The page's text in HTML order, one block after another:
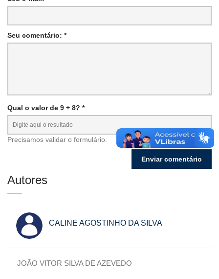
Seu comentário: *
Qual o valor de 9 + 8? *
Precisamos validar o formulário.
Autores
CALINE AGOSTINHO DA SILVA
JOÃO VITOR SILVA DE AZEVEDO